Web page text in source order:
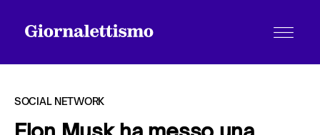
SOCIAL NETWORK